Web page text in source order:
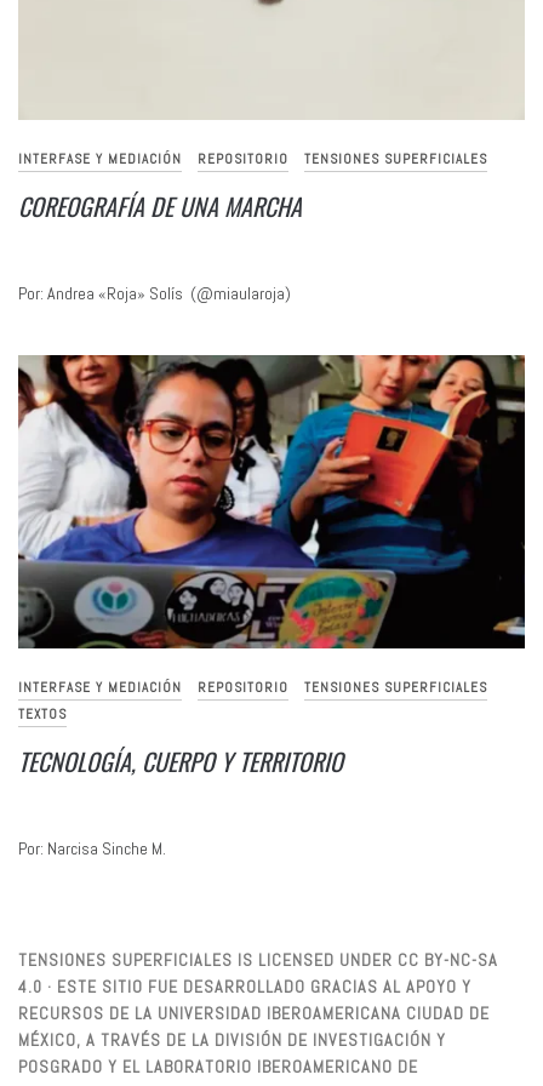
INTERFASE Y MEDIACIÓN REPOSITORIO TENSIONES SUPERFICIALES
COREOGRAFÍA DE UNA MARCHA
Por: Andrea «Roja» Solís (@miaularoja)
INTERFASE Y MEDIACIÓN REPOSITORIO
TENSIONES SUPERFICIALES
TEXTOS
TECNOLOGÍA, CUERPO Y TERRITORIO
Por: Narcisa Sinche M.
TENSIONES SUPERFICIALES IS LICENSED UNDER CC BY-NC-SA
4.0 · ESTE SITIO FUE DESARROLLADO GRACIAS AL APOYO Y
RECURSOS DE LA UNIVERSIDAD IBEROAMERICANA CIUDAD DE
MÉXICO, A TRAVÉS DE LA DIVISIÓN DE INVESTIGACIÓN Y
POSGRADO Y EL LABORATORIO IBEROAMERICANO DE